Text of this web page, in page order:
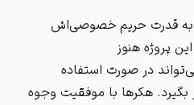
بلاکچین Secret Network به قدرت حریم خصوصی‌اش
پروژه هنوز
در صورت استفاده
هکرها با موفقیت وجوه